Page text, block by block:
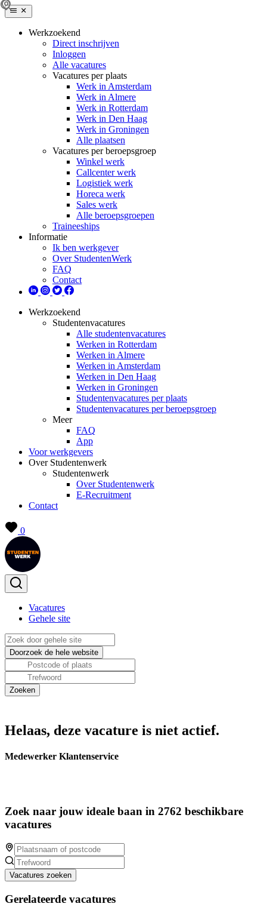
Werkzoekend
Direct inschrijven
Inloggen
Alle vacatures
Vacatures per plaats
Werk in Amsterdam
Werk in Almere
Werk in Rotterdam
Werk in Den Haag
Werk in Groningen
Alle plaatsen
Vacatures per beroepsgroep
Winkel werk
Callcenter werk
Logistiek werk
Horeca werk
Sales werk
Alle beroepsgroepen
Traineeships
Informatie
Ik ben werkgever
Over StudentenWerk
FAQ
Contact
Werkzoekend
Studentenvacatures
Alle studentenvacatures
Werken in Rotterdam
Werken in Almere
Werken in Amsterdam
Werken in Den Haag
Werken in Groningen
Studentenvacatures per plaats
Studentenvacatures per beroepsgroep
Meer
FAQ
App
Voor werkgevers
Over Studentenwerk
Studentenwerk
Over Studentenwerk
E-Recruitment
Contact
0
Vacatures
Gehele site
Helaas, deze vacature is niet actief.
Medewerker Klantenservice
Zoek naar jouw ideale baan in 2762 beschikbare
vacatures
Vacatures zoeken
Gerelateerde vacatures